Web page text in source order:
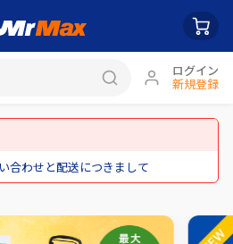
ログイン
新規登録
合わせと配送につきまして